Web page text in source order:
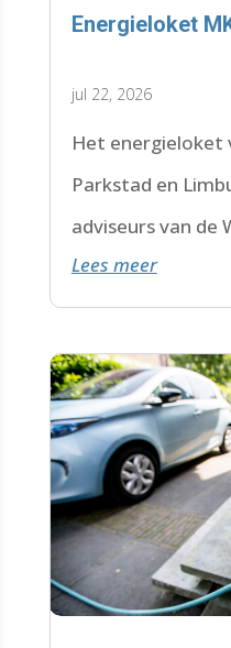
Energieloket
jul 22, 2026
Het energieloket
Parkstad en
adviseurs van de
Limburg staan
Lees meer